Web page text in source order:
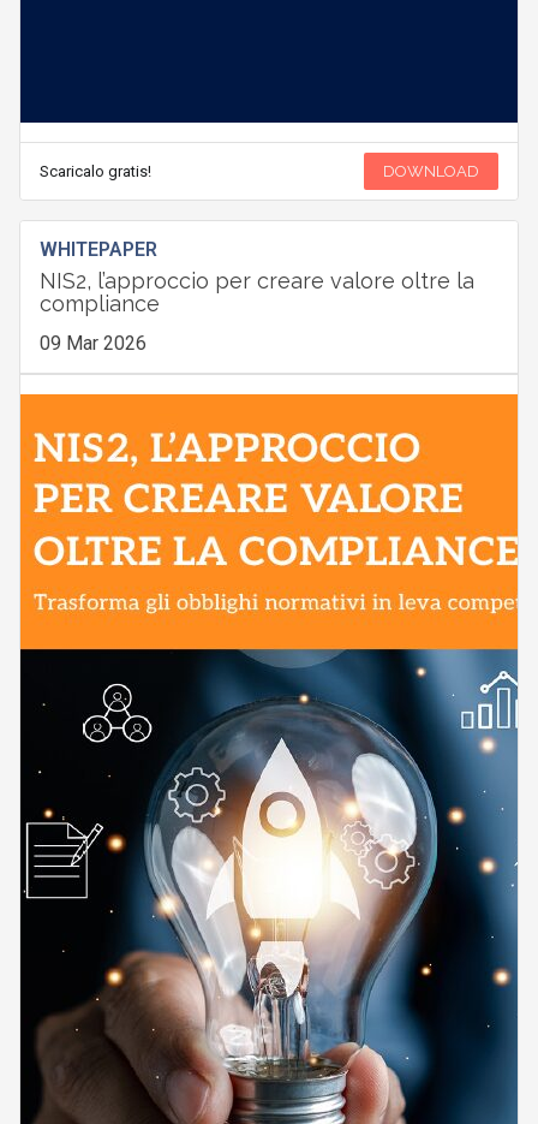
Scaricalo gratis! DOWNLOAD
WHITEPAPER
NIS2, l’approccio per creare valore oltre la
compliance
09 Mar 2026